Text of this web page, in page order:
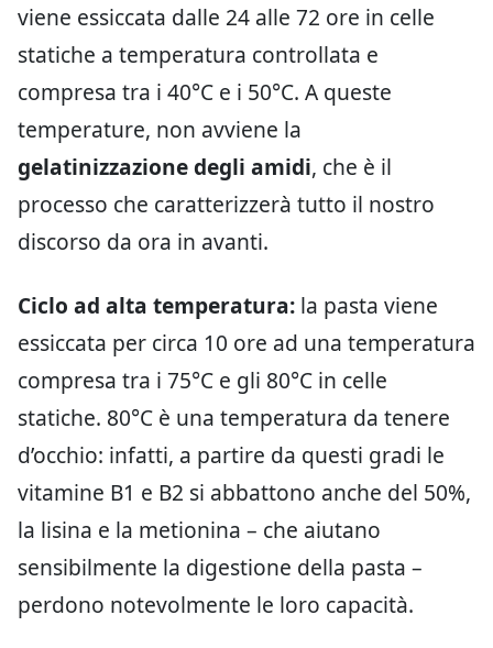
viene essiccata dalle 24 alle 72 ore in celle
statiche a temperatura controllata e
compresa tra i 40°C e i 50°C. A queste
temperature, non avviene la
gelatinizzazione degli amidi, che è il
processo che caratterizzerà tutto il nostro
discorso da ora in avanti.
Ciclo ad alta temperatura: la pasta viene
essiccata per circa 10 ore ad una temperatura
compresa tra i 75°C e gli 80°C in celle
statiche. 80°C è una temperatura da tenere
d’occhio: infatti, a partire da questi gradi le
vitamine B1 e B2 si abbattono anche del 50%,
la lisina e la metionina – che aiutano
sensibilmente la digestione della pasta –
perdono notevolmente le loro capacità.